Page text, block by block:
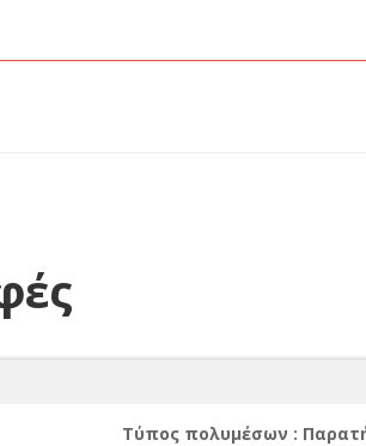
Τύπος πολυμέσων :